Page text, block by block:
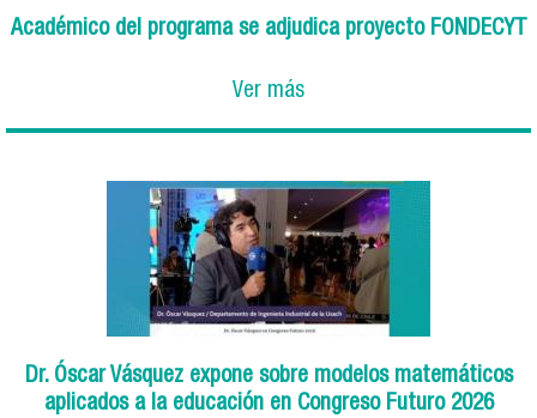
Académico del programa se adjudica proyecto FONDECYT
Ver más
Dr. Óscar Vásquez expone sobre modelos matemáticos
aplicados a la educación en Congreso Futuro 2026